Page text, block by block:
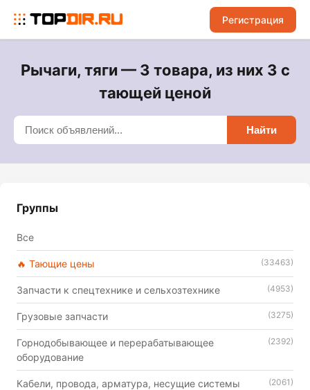
Регистрация
Рычаги, тяги — 3 товара, из них 3 с
тающей ценой
Найти
Группы
Все
🔥 Тающие цены (33463)
Запчасти к спецтехнике и сельхозтехнике (4953)
Грузовые запчасти (3275)
Горнодобывающее и перерабатывающее
оборудование
(2392)
Кабели, провода, арматура, несущие системы (2061)